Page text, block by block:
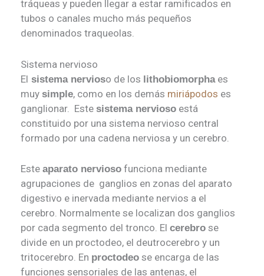
tráqueas y pueden llegar a estar ramificados en
tubos o canales mucho más pequeños
denominados traqueolas.
Sistema nervioso
El sistema nervioso de los lithobiomorphaes
muy simple, como en los demás miriápodos es
ganglionar. Este sistema nervioso está
constituido por una sistema nervioso central
formado por una cadena nerviosa y un cerebro.
Este aparato nervioso funciona mediante
agrupaciones de ganglios en zonas del aparato
digestivo e inervada mediante nervios a el
cerebro. Normalmente se localizan dos ganglios
por cada segmento del tronco. El cerebro se
divide en un proctodeo, el deutrocerebro y un
tritocerebro. En proctodeo se encarga de las
funciones sensoriales de las antenas, el